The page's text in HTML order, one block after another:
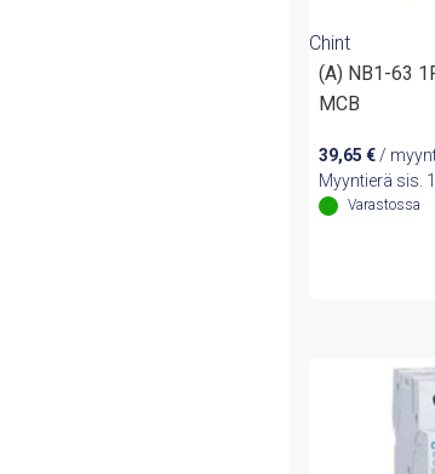
Chint
(A) NB1-63
MCB
39,65 €/
Myyntierä sis.
Varastossa